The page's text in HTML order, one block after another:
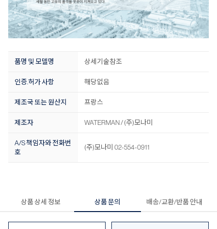
품명 및 모델명 상세기술참조
인증.허가 사항 해당없음
제조국 또는 원산지 프랑스
제조자 WATERMAN / (주)모나미
A/S 책임자와 전화번
호
(주)모나미 02-554-0911
상품 상세 정보 상품 문의 배송/교환/반품 안내